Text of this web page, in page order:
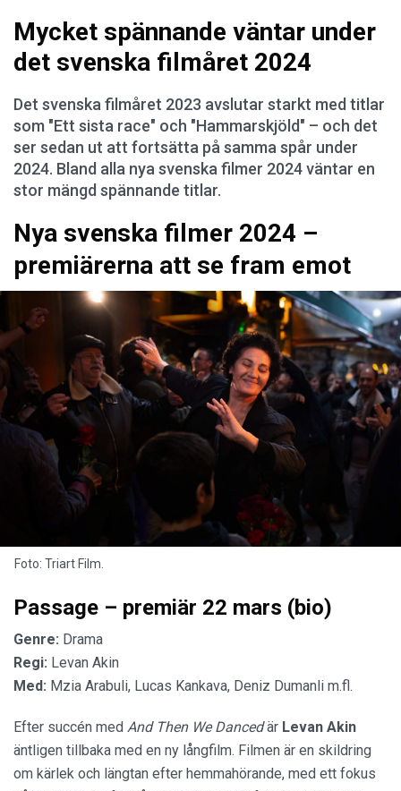
Mycket spännande väntar under
det svenska filmåret 2024
Det svenska filmåret 2023 avslutar starkt med titlar
som "Ett sista race" och "Hammarskjöld" – och det
ser sedan ut att fortsätta på samma spår under
2024. Bland alla nya svenska filmer 2024 väntar en
stor mängd spännande titlar.
Nya svenska filmer 2024 –
premiärerna att se fram emot
Foto: Triart Film.
Passage – premiär 22 mars (bio)
Genre: Drama
Regi: Levan Akin
Med: Mzia Arabuli, Lucas Kankava, Deniz Dumanli m.fl.
Efter succén med And Then We Dancedär Levan Akin
äntligen tillbaka med en ny långfilm. Filmen är en skildring
om kärlek och längtan efter hemmahörande, med ett fokus